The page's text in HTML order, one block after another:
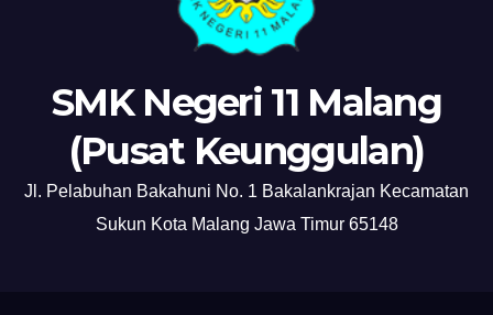
SMK Negeri 11 Malang
(Pusat Keunggulan)
Jl. Pelabuhan Bakahuni No. 1 Bakalankrajan Kecamatan
Sukun Kota Malang Jawa Timur 65148